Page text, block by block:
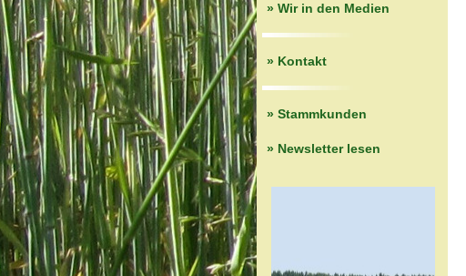
» Wir in den Medien
» Kontakt
» Stammkunden
» Newsletter lesen